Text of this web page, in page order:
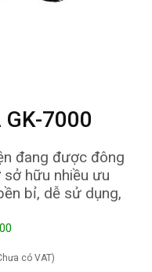
GK-7000
đang được đông
hữu nhiều ưu
bỉ, dễ sử dụng,
có VAT)